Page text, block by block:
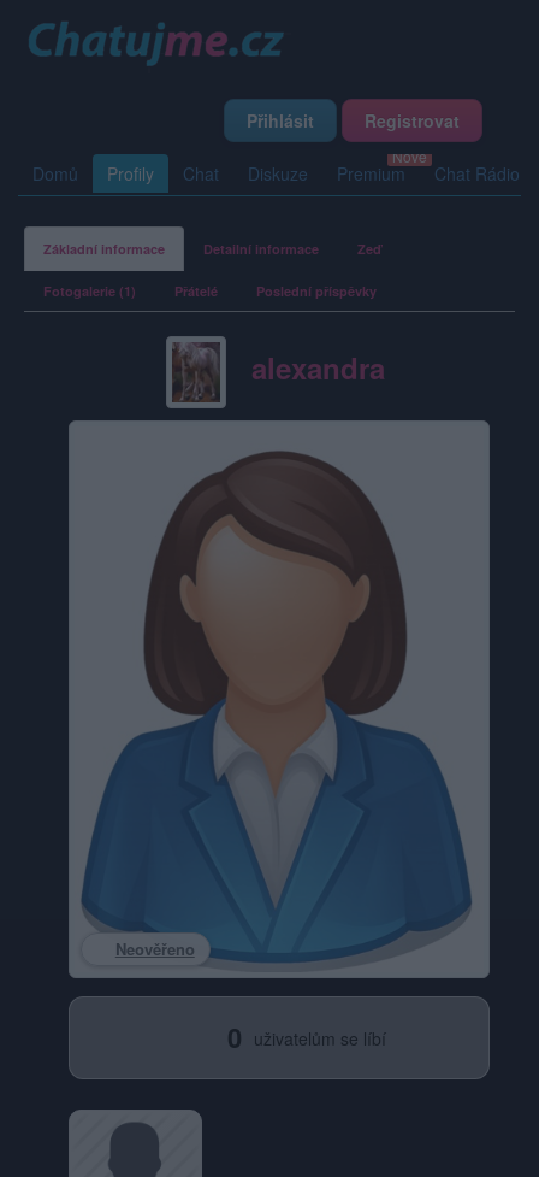
Přihlásit Registrovat
Domů Profily Chat Diskuze Premium Chat Rádio
Základní informace Detailní informace Zeď
Fotogalerie (1) Přátelé Poslední příspěvky
alexandra
Neověřeno
0 uživatelům se líbí